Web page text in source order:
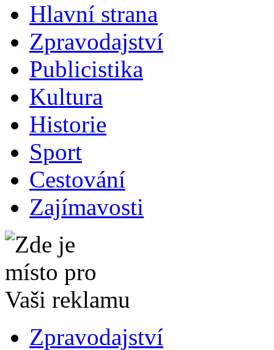
Hlavní strana
Zpravodajství
Publicistika
Kultura
Historie
Sport
Cestování
Zajímavosti
Zpravodajství